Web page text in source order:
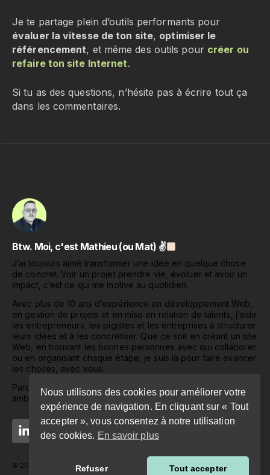
Je te partage plein d’outils performants pour
évaluer la vitesse de ton site, optimiser le
référencement, et même des outils pour créer ou
refaire ton site Internet.
Si tu as des questions, n’hésite pas à écrire tout ça
dans les commentaires.
Btw. Moi, c'est Mathieu (ou Mat) ✌
J’ai toujours aimé transformer une idée en quelque chose
de concret. Voir un projet prendre vie, évoluer et avoir un
impact, c’est ce qui me motive au quotidien.
Avec plus de 10 ans d’expérience en développement Web,
en gestion de projets et en mise en relation de talents, j’aide
les entrepreneurs, les pigistes et les entreprises à structurer
leurs idées et à les concrétiser. Que ce soit en créant un site
Web, en trouvant les bonnes personnes avec qui collaborer
ou en organisant chaque étape, je suis là pour faire avancer
les choses, avec vous.
Parce que derrière chaque projet, il y a une vision, une
ambition… et surtout, des humains.
© 2026 Mathieu Varin. Tous droits réservés.
Nous utilisons des cookies pour améliorer votre
expérience de navigation. En cliquant sur « Tout
accepter », vous consentez à notre utilisation
des cookies. En savoir plus
Refuser Tout accepter